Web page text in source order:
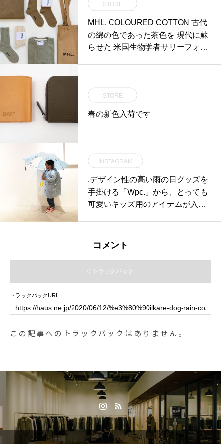
STORE
MHL. COLOURED COTTON 古代
の綿の色であった茶色を 現代に蘇
らせた 米国生物学者サリーフォッ
STORE
春の新色入荷です
INSTAGRAM
.デザイン性の高い雨の日グッズを
手掛ける「Wpc.」から、とっても
可愛いキッズ用のアイテムが入荷
そうなポップなデザイン。レイン
ただけます。専属モデルのTちゃ
んもとっても可愛く着てくれまし
s #haus_matsue #hausmatsue #松
江カフェ #島根カフェ #松江旅行#
島根旅行#松江 #島根 #山陰
コメント
0 トラックバック
トラックバックURL
この記事へのトラックバックはありません。